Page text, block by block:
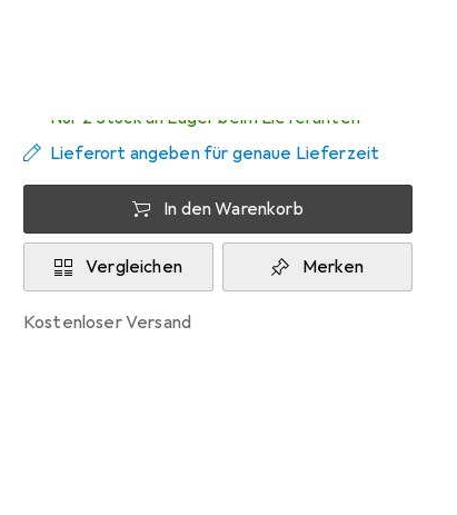
Nur 2 Stück an Lager beim Lieferanten
Lieferort angeben für genaue Lieferzeit
In den Warenkorb
Vergleichen Merken
kostenloser Versand